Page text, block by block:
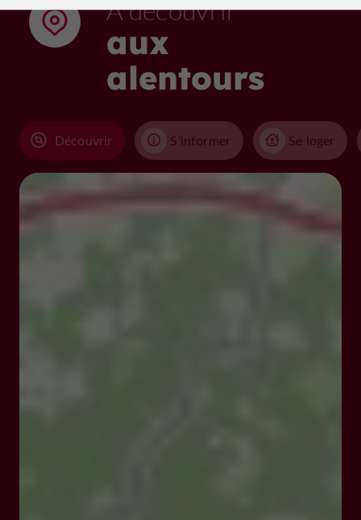
À découvrir
aux
alentours
Découvrir S'informer Se loger